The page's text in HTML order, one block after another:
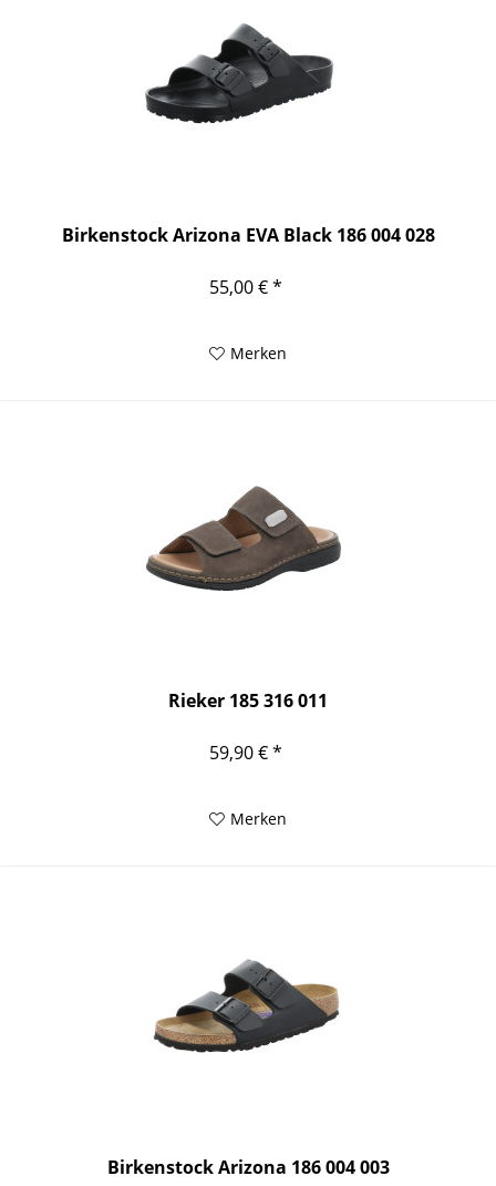
Birkenstock Arizona EVA Black 186 004 028
55,00 € *
Merken
Rieker 185 316 011
59,90 € *
Merken
Birkenstock Arizona 186 004 003